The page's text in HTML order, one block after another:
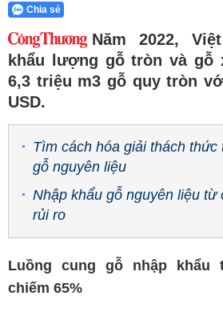
Chia sẻ
Năm 2022,
khẩu lượng gỗ tròn và gỗ
6,3 triệu m3 gỗ quy tròn
USD.
Tìm cách hóa giải thách thức
gỗ nguyên liệu
Nhập khẩu gỗ nguyên liệu từ
rủi ro
Luồng cung gỗ nhập
chiếm 65%